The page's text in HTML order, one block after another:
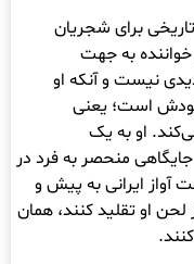
برای شجریان
خواننده به جهت
نیست و آنکه او
خودش است؛ یعنی
او به یک
منحصر به فرد در
آواز ایرانی به پیش و
لحن او تقلید کنند، همان